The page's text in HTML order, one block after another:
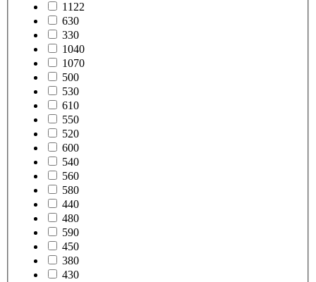
1122
630
330
1040
1070
500
530
610
550
520
600
540
560
580
440
480
590
450
380
430